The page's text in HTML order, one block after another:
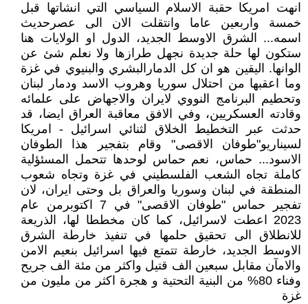
انهت امريكا حقبة الاسلام السياسي التي انشاتها قبل
خمسة واربعين عاما وانتقلت الان الى عصرحديث
اسمه... الشرق الاوسط الجديد، الدول او الولايات هنا
ستكون لها حلة جديدة نجهل طرازها ولا نعلم شئ عن
الوانها. اليقين هو ان كل الدمارالبشري والبنيوي في غزة
وما اعقبها من احتلال سوريا وهروب الاسد ودمار لبنان
وتحطيم البرنامج النووي لايران والاجهاض على علمائه
وقادته العسكريين، وفي الافق معاقبة العراق ايضا، قد
حدثت عبر التخطيط الخلاق لثنائي اسرائيل - امريكا
لسيناريو"طوفان الاقصى" وقام بتفجير هذا الطوفان
الاسود... حماس، نعم حماس لوحدها تتحمل المسئؤلية
كاملة تجاه الشعب الفلسطيني في غزة وتجاه شعوب
المنطقة في لبنان وسوريا والعراق بل وحتى ايران، لان
تفجير حماس "طوفان الاقصى" في 7 اكتوبرمن عام
2023 اعطت لاسرائيل، كما كان مخططا لها، الذريعة
للانطلاق الى تحقيق حلمها في تنفيذ خارطة الشرق
الاوسط الجديد، خارطة تتمتع فيها اسرائيل بنعيم الامن
والامآن مقابل سبعين الف قتيل واكثر من مئة الف جريح
وفناء 80% من البنية التحتية و هجرة اكثر من مليون من
غزة